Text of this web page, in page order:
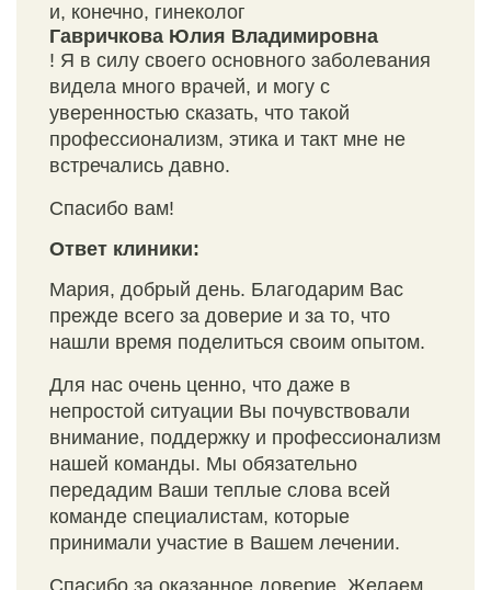
и, конечно, гинеколог
Гавричкова Юлия Владимировна
! Я в силу своего основного заболевания
видела много врачей, и могу с
уверенностью сказать, что такой
профессионализм, этика и такт мне не
встречались давно.
Спасибо вам!
Ответ клиники:
Мария, добрый день. Благодарим Вас
прежде всего за доверие и за то, что
нашли время поделиться своим опытом.
Для нас очень ценно, что даже в
непростой ситуации Вы почувствовали
внимание, поддержку и профессионализм
нашей команды. Мы обязательно
передадим Ваши теплые слова всей
команде специалистам, которые
принимали участие в Вашем лечении.
Спасибо за оказанное доверие. Желаем